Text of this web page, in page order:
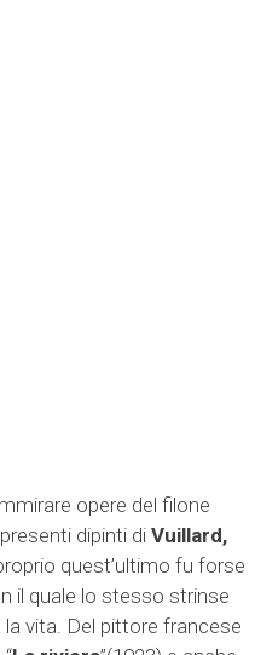
opere del filone
dipinti di Vuillard,
quest’ultimo fu forse
il quale lo stesso strinse
vita. Del pittore francese